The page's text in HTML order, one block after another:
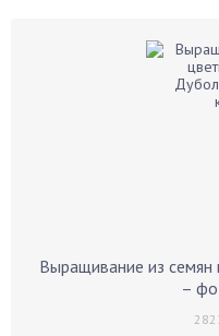
Выращивание из семян
–